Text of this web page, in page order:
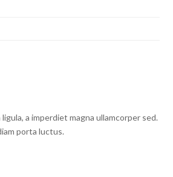
a imperdiet magna ullamcorper sed.
porta luctus.